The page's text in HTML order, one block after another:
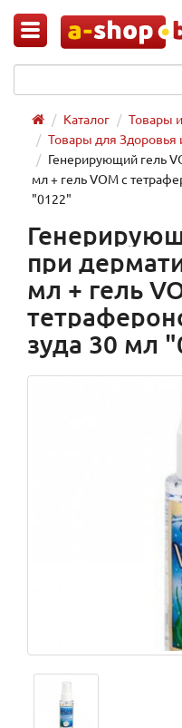
Каталог
Товары
Товары для Здоровья
Генерирующий гель
мл + гель VOM с
"0122"
при
мл + гель
зуда 30 мл